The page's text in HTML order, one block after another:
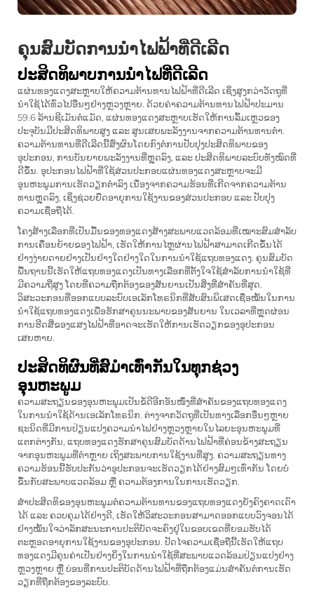
ຄຸນສົມບັດການນໍາໄຟຟ້າທີ່ດີເລີດ
ປະສິດທິພາບການນຳໄຟທີ່ດີເລີດ
ແຜ່ນທອງແດງສະຫຼາບໃຫ້ຄວາມຕ້ານທານໄຟຟ້າທີ່ດີເລີດ ເຊິ່ງສູງກວ່າວັດຖຸທີ່
ນຳໃຊ້ໄດ້ທົ່ວໄປອື່ນໆຢ່າງຫຼວງຫຼາຍ. ດ້ວຍຄ່າຄວາມຕ້ານທານໄຟຟ້າປະມານ
59.6 ລ້ານຊີເມັນຕໍ່ແມັດ, ແຜ່ນທອງແດງສະຫຼາບເຮັດໃຫ້ການລົ້ມເຫຼວຂອງ
ປະຈຸບັນມີປະສິດທິພາບສູງ ແລະ ສູນເສຍພະລັງງານຈາກຄວາມຕ້ານທານຕ່ຳ.
ຄວາມຕ້ານທານທີ່ດີເລີດນີ້ສົ່ງຜົນໂດຍກົງຕໍ່ການປັບປຸງປະສິດທິພາບຂອງ
ອຸປະກອນ, ການບັນຍາຍພະລັງງານທີ່ຫຼຸດລົງ, ແລະ ປະສິດທິພາບລະບົບທັງໝົດທີ່
ດີຂຶ້ນ. ອຸປະກອນໄຟຟ້າທີ່ໃຊ້ສ່ວນປະກອບແຜ່ນທອງແດງສະຫຼາບຈະມີ
ອຸນຫະພູມການເຮັດວຽກຕ່ຳລົງ ເນື່ອງຈາກຄວາມຮ້ອນທີ່ເກີດຈາກຄວາມຕ້ານ
ທານຫຼຸດລົງ, ເຊິ່ງຊ່ວຍຍືດອາຍຸການໃຊ້ງານຂອງສ່ວນປະກອບ ແລະ ປັບປຸງ
ຄວາມເຊື່ອຖືໄດ້.
ໂຄງສ້າງເລືອກທີ່ເປັນມື້ນຂອງທອງແດງສ້າງສະພາບແວດລ້ອມທີ່ເໝາະສົມສຳລັບ
ການເຄື່ອນຍ້າຍຂອງໄຟຟ້າ, ເຮັດໃຫ້ການໄຫຼຜ່ານໄຟຟ້າສາມາດເກີດຂຶ້ນໄດ້
ຢ່າງງ່າຍດາຍຢ່າງເປັນຢ່າງໃດຢ່າງໃດໃນການນຳໃຊ້ແຖບທອງແດງ. ຄຸນສົມບັດ
ພື້ນຖານນີ້ເຮັດໃຫ້ແຖບທອງແດງເປັນທາງເລືອກທີ່ຕັ້ງໃຈໃຊ້ສຳລັບການນຳໃຊ້ທີ່
ມີຄວາມຖີ່ສູງ ໂດຍທີ່ຄວາມຖືກຕ້ອງຂອງສັນຍານເປັນສິ່ງທີ່ສຳຄັນທີ່ສຸດ.
ວິສະວະກອນທີ່ອອກແບບລະບົບເອເລັກໂທຣນິກທີ່ສັບສົນພິເສດເຊື່ອໝັ້ນໃນການ
ນຳໃຊ້ແຖບທອງແດງເພື່ອຮັກສາຄຸນນະພາບຂອງສັນຍານ ໃນເວລາທີ່ຫຼຸດຜ່ອນ
ການຮີດສີ່ຂອງແສງໄຟຟ້າທີ່ອາດຈະເຮັດໃຫ້ການເຮັດວຽກຂອງອຸປະກອນ
ເສຍຫາຍ.
ປະສິດທິຜົນທີ່ສົມໍາເທົ່າກັນໃນທຸກຊ່ວງ
ອຸນຫະພູມ
ຄວາມສະຖຽນຂອງອຸນຫະພູມເປັນຂໍ້ດີອີກອັນໜຶ່ງທີ່ສຳຄັນຂອງແຖບທອງແດງ
ໃນການນຳໃຊ້ດ້ານເອເລັກໂທຣນິກ. ຕ່າງຈາກວັດຖຸທີ່ເປັນທາງເລືອກອື່ນໆຫຼາຍ
ຊະນິດທີ່ມີການປ່ຽນແປງຄວາມນຳໄຟຢ່າງຫຼວງຫຼາຍໃນໄລຍະອຸນຫະພູມທີ່
ແຕກຕ່າງກັນ, ແຖບທອງແດງຮັກສາຄຸນສົມບັດດ້ານໄຟຟ້າທີ່ຄ່ອນຂ້າງສະຖຽນ
ຈາກອຸນຫະພູມທີ່ຕ່ຳຫຼາຍ ເຖິງສະພາບການໃຊ້ງານທີ່ສູງ. ຄວາມສະຖຽນທາງ
ຄວາມຮ້ອນນີ້ຮັບປະກັນວ່າອຸປະກອນຈະເຮັດວຽກໄດ້ຢ່າງສົມໆເທົ່າກັນ ໂດຍບໍ່
ຂຶ້ນກັບສະພາບແວດລ້ອມ ຫຼື ຄວາມຕ້ອງການໃນການເຮັດວຽກ.
ສຳປະສິດທິຂອງອຸນຫະພູມຕໍ່ຄວາມຕ້ານທານຂອງແຖບທອງແດງຍັງຄົງຄາດເດົາ
ໄດ້ ແລະ ຄວບຄຸມໄດ້ຢ່າງດີ, ເຮັດໃຫ້ວິສະວະກອນສາມາດອອກແບບວົງຈອນໄດ້
ຢ່າງໝັ້ນໃຈວ່າລັກສະນະການປະຕິບັດຈະຄົງຢູ່ໃນຂອບເຂດທີ່ຍອມຮັບໄດ້
ຕະຫຼອດອາຍຸການໃຊ້ງານຂອງອຸປະກອນ. ປັດໄຈຄວາມເຊື່ອຖືນີ້ເຮັດໃຫ້ແຖບ
ທອງແດງມີຄຸນຄ່າເປັນຢ່າງຍິ່ງໃນການນຳໃຊ້ທີ່ສະພາບແວດລ້ອມປ່ຽນແປງຢ່າງ
ຫຼວງຫຼາຍ ຫຼື ບ່ອນທີ່ການປະຕິບັດດ້ານໄຟຟ້າທີ່ຖືກຕ້ອງແມ່ນສຳຄັນຕໍ່ການເຮັດ
ວຽກທີ່ຖືກຕ້ອງຂອງລະບົບ.